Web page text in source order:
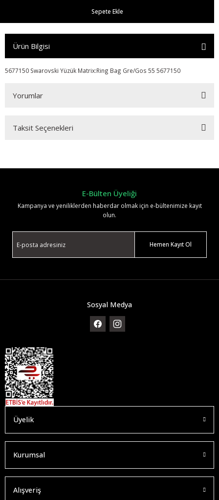
Sepete Ekle
Ürün Bilgisi
5677150 Swarovski Yüzük Matrix:Ring Bag Gre/Gos 55 5677150
Yorumlar
Taksit Seçenekleri
E-Bülten Üyeliği
Kampanya ve yeniliklerden haberdar olmak için e-bültenimize kayıt
olun.
Hemen Kayıt Ol
Sosyal Medya
Üyelik
Kurumsal
Alışveriş